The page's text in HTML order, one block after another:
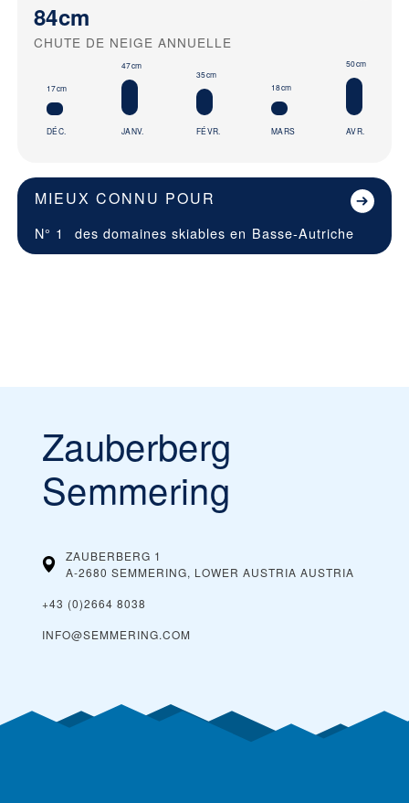
84cm
CHUTE DE NEIGE ANNUELLE
17cm
DÉC.
47cm
JANV.
35cm
FÉVR.
18cm
MARS
50cm
AVR.
MIEUX CONNU POUR
N° 1 des domaines skiables en Basse-Autriche
Zauberberg
Semmering
ZAUBERBERG 1
A-2680 SEMMERING, LOWER AUSTRIA AUSTRIA
+43 (0)2664 8038
INFO@SEMMERING.COM